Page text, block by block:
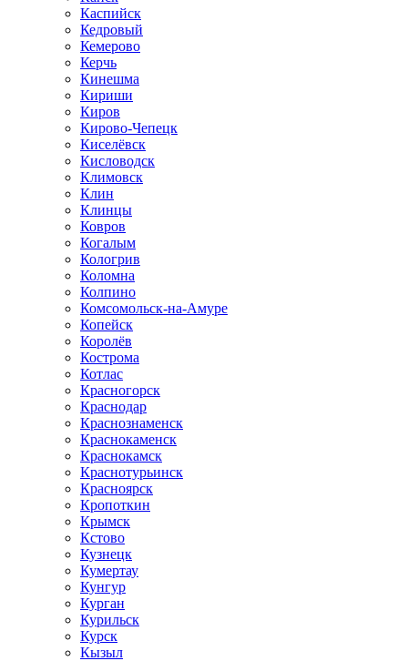
Каспийск
Кедровый
Кемерово
Керчь
Кинешма
Кириши
Киров
Кирово-Чепецк
Киселёвск
Кисловодск
Климовск
Клин
Клинцы
Ковров
Когалым
Кологрив
Коломна
Колпино
Комсомольск-на-Амуре
Копейск
Королёв
Кострома
Котлас
Красногорск
Краснодар
Краснознаменск
Краснокаменск
Краснокамск
Краснотурьинск
Красноярск
Кропоткин
Крымск
Кстово
Кузнецк
Кумертау
Кунгур
Курган
Курильск
Курск
Кызыл